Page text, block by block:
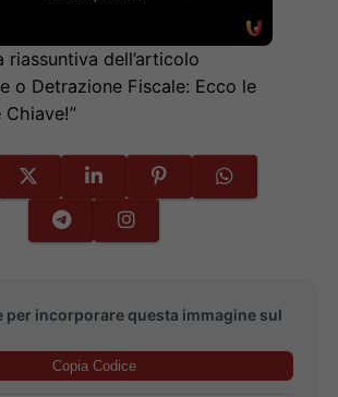
riassuntiva dell’articolo
o Detrazione Fiscale: Ecco le
per incorporare questa immagine sul
Copia Codice